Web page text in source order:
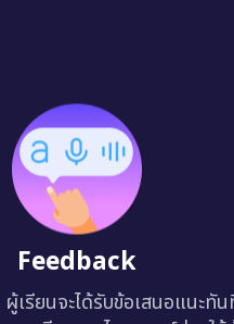
Feedback
เรียนจะได้รับข้อเสนอแนะทั